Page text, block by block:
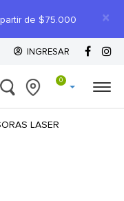
×
de $75.000
INGRESAR
0
LASER